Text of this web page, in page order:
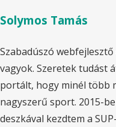
Solymos Tamás
Szabadúszó
vagyok. Szeretek tudást
portált, hogy minél több
nagyszerű sport. 2015-
deszkával kezdtem a